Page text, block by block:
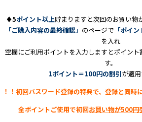
♦5ポイント以上貯まりますと次回のお買い物
「ご購入内容の最終確認」 のページで 「ポイ
を入れ
空欄にご利用ポイントを入力しますとポイン
す。
1ポイント＝100円の割引が適用
！！初回パスワード登録の特典で、 登録と同時
全ポイントご使用で初回お買い物が500円